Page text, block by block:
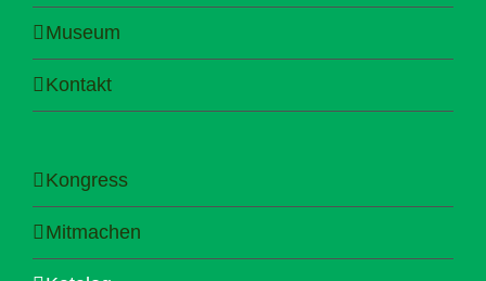
Museum
Kontakt
Kongress
Mitmachen